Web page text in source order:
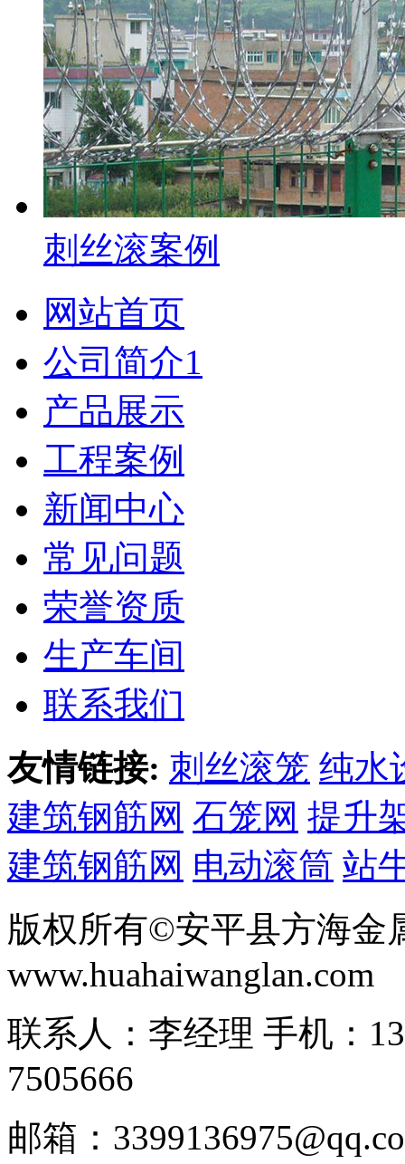
刺丝滚案例
网站首页
公司简介1
产品展示
工程案例
新闻中心
常见问题
荣誉资质
生产车间
联系我们
友情链接: 刺丝滚笼 纯水
建筑钢筋网 石笼网 提升
建筑钢筋网 电动滚筒 站
版权所有©安平县方海金
www.huahaiwanglan.com
联系人：李经理 手机：
7505666
邮箱：